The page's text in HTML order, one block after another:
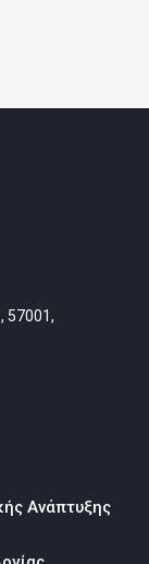
57001,
Ανάπτυξης